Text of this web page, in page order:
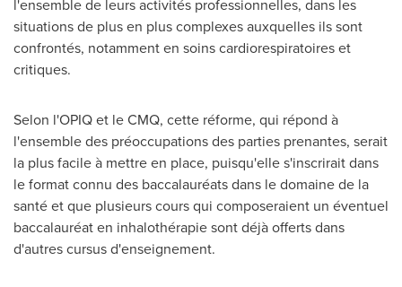
l'ensemble de leurs activités professionnelles, dans les
situations de plus en plus complexes auxquelles ils sont
confrontés, notamment en soins cardiorespiratoires et
critiques.
Selon l'OPIQ et le CMQ, cette réforme, qui répond à
l'ensemble des préoccupations des parties prenantes, serait
la plus facile à mettre en place, puisqu'elle s'inscrirait dans
le format connu des baccalauréats dans le domaine de la
santé et que plusieurs cours qui composeraient un éventuel
baccalauréat en inhalothérapie sont déjà offerts dans
d'autres cursus d'enseignement.